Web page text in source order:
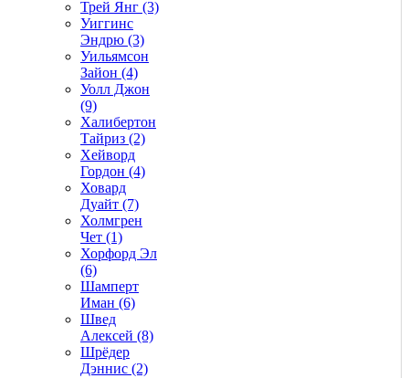
Трей Янг (3)
Уиггинс
Эндрю (3)
Уильямсон
Зайон (4)
Уолл Джон
(9)
Халибертон
Тайриз (2)
Хейворд
Гордон (4)
Ховард
Дуайт (7)
Холмгрен
Чет (1)
Хорфорд Эл
(6)
Шамперт
Иман (6)
Швед
Алексей (8)
Шрёдер
Дэннис (2)